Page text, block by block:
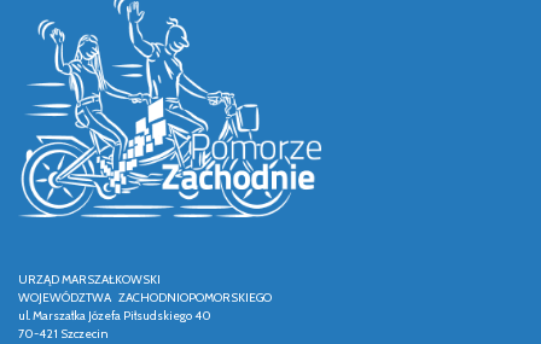
URZĄD MARSZAŁKOWSKI
WOJEWÓDZTWA ZACHODNIOPOMORSKIEGO
ul. Marszałka Józefa Piłsudskiego 40
70-421 Szczecin